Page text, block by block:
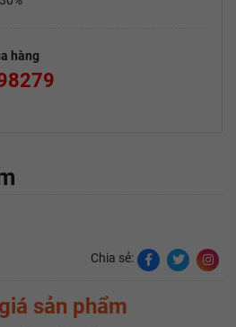
hàng
Chia sẻ:
sản phẩm